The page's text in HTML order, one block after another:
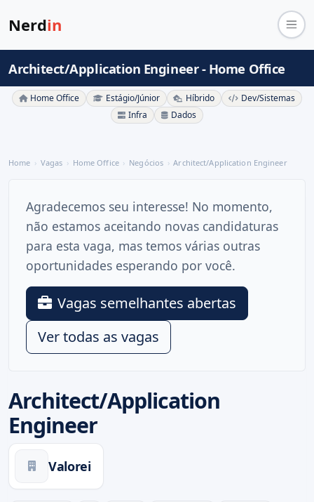
Nerdin
Architect/Application Engineer - Home Office
Home Office Estágio/Júnior Híbrido
Dev/Sistemas
Infra
Dados
Home Vagas Home Office Negócios Architect/Application Engineer
Architect/Application
Engineer
Valorei
Agradecemos seu interesse! No momento,
não estamos aceitando novas candidaturas
para esta vaga, mas temos várias outras
oportunidades esperando por você.
Vagas semelhantes abertas
Ver todas as vagas